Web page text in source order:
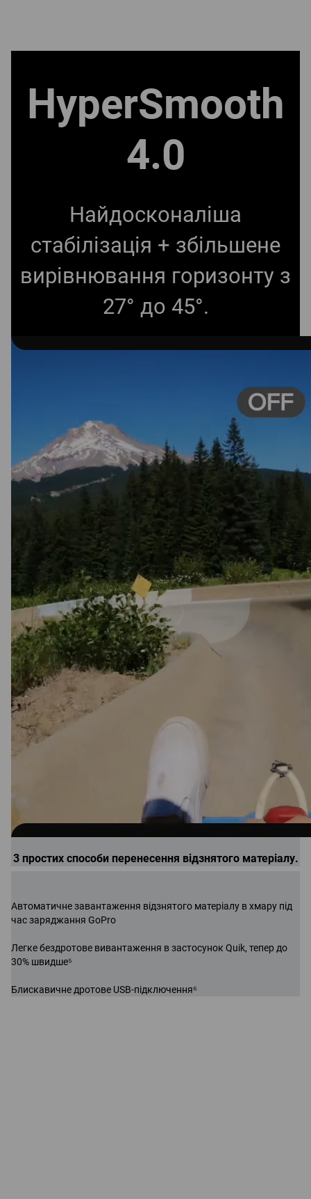
HyperSmooth
4.0
Найдосконаліша
стабілізація + збільшене
вирівнювання горизонту з
27° до 45°.
3 простих способи перенесення відзнятого матеріалу.
Автоматичне завантаження відзнятого матеріалу в хмару під
час заряджання GoPro
Легке бездротове вивантаження в застосунок Quik, тепер до
30% швидше⁵
Блискавичне дротове USB-підключення⁶